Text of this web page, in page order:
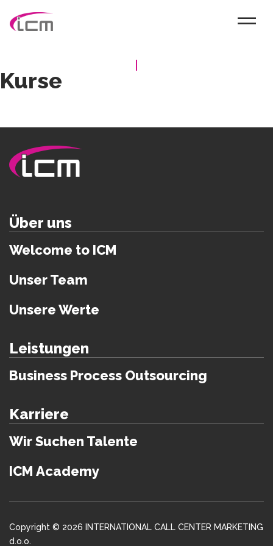
Kurse
Über uns
Welcome to ICM
Unser Team
Unsere Werte
Leistungen
Business Process Outsourcing
Karriere
Wir Suchen Talente
ICM Academy
Copyright © 2026 INTERNATIONAL CALL CENTER MARKETING
d.o.o.